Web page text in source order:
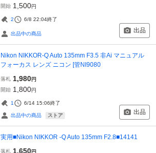
開始 1,500円
2 6/8 22:04終了
出品中の商品 出品
Nikon NIKKOR-Q Auto 135mm F3.5 非Ai マニュアル
フォーカス レンズ ニコン [管NI9080
落札 1,980円
開始 1,800円
1 6/14 15:06終了
出品中の商品 ストア 出品
実用■Nikon NIKKOR -Q Auto 135mm F2.8■14141
落札 1,650円